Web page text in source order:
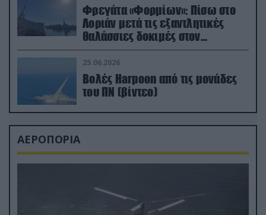
Φρεγάτα «Φορμίων»: Πίσω στο
Λοριάν μετά τις εξαντλητικές
θαλάσσιες δοκιμές στον
απαιτητικό Βισκαϊκό
25.06.2026
Βολές Harpoon από τις μονάδες
του ΠΝ (βίντεο)
ΑΕΡΟΠΟΡΙΑ